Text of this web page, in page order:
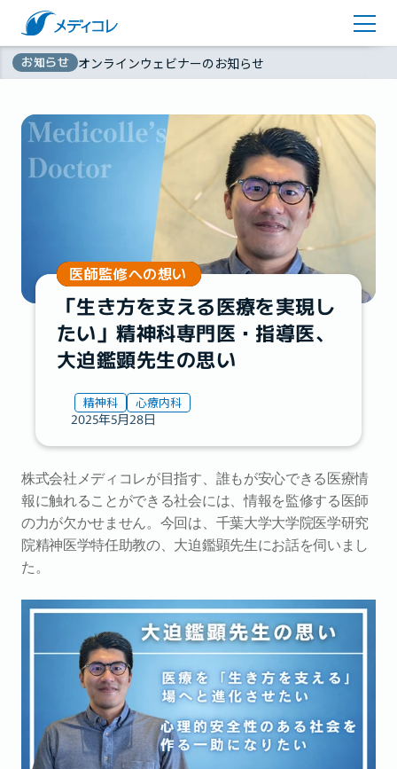
お知らせ オンラインウェビナーのお知らせ
お問い合わせ
無
料 資料ダウンロード
医師監修への想い
「生き方を支える医療を実現し
たい」精神科専門医・指導医、
大迫鑑顕先生の思い
精神科 心療内科
2025年5月28日
株式会社メディコレが目指す、誰もが安心できる医療情
報に触れることができる社会には、情報を監修する医師
の力が欠かせません。今回は、千葉大学大学院医学研究
院精神医学特任助教の、大迫鑑顕先生にお話を伺いまし
た。